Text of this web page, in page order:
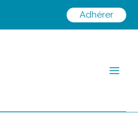
Adhérer